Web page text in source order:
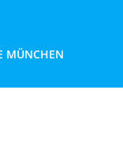
MÜNCHEN